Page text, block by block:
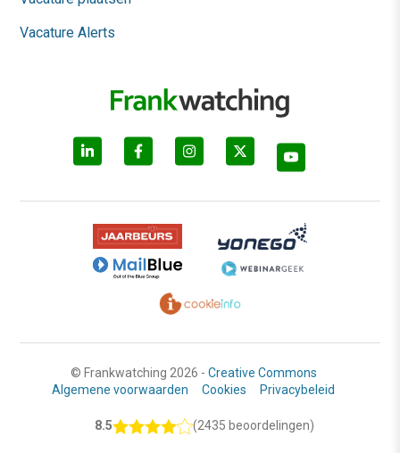
Vacature Alerts
© Frankwatching 2026 - Creative Commons
Algemene voorwaarden
Cookies Privacybeleid
8.5 (2435 beoordelingen)